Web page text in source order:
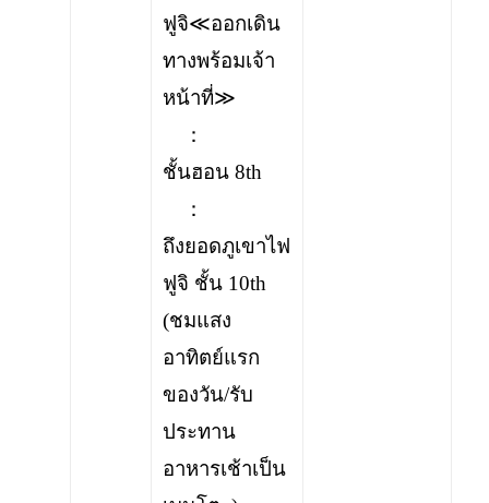
ฟูจิ≪ออกเดิน
ทางพร้อมเจ้า
หน้าที่≫
：
ชั้นฮอน 8th
：
ถึงยอดภูเขาไฟ
ฟูจิ ชั้น 10th
(ชมแสง
อาทิตย์แรก
ของวัน/รับ
ประทาน
อาหารเช้าเป็น